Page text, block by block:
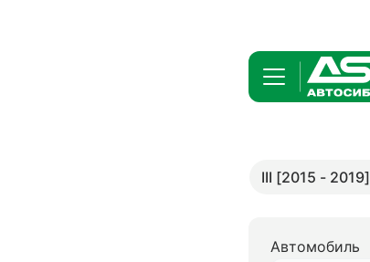
III [2015 - 2019]
Автомобиль